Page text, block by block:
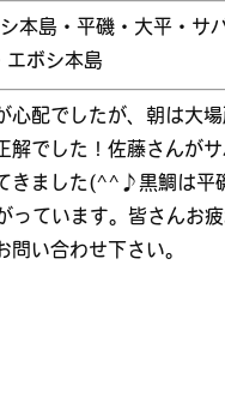
島・平磯・大平・サ
ボシ本島
心配でしたが、朝は大
解でした！佐藤さんが
きました(^^♪黒鯛は
ています。皆さんお
い合わせ下さい。